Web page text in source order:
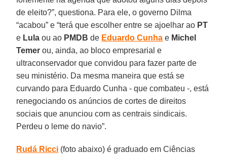
de eleito?”, questiona. Para ele, o governo Dilma
“acabou” e “terá que escolher entre se ajoelhar ao PT
e Lula ou ao PMDB de Eduardo Cunha e Michel
Temer ou, ainda, ao bloco empresarial e
ultraconservador que convidou para fazer parte de
seu ministério. Da mesma maneira que está se
curvando para Eduardo Cunha - que combateu -, está
renegociando os anúncios de cortes de direitos
sociais que anunciou com as centrais sindicais.
Perdeu o leme do navio”.
Rudá Ricci (foto abaixo) é graduado em Ciências